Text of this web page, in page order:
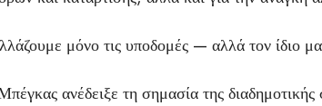
μόνο τις υποδομές — αλλά τον ίδιο
ανέδειξε τη σημασία της